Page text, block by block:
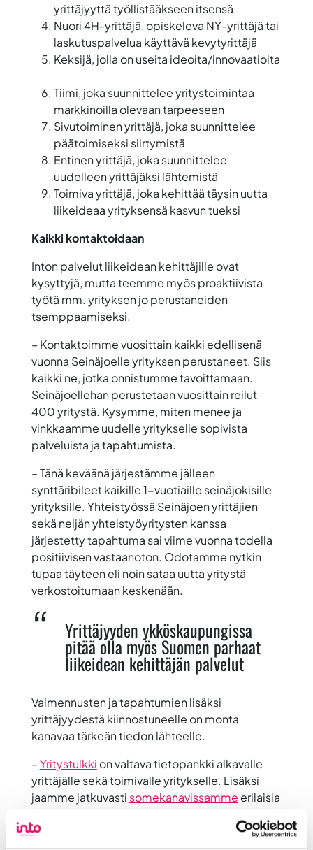
yrittäjyyttä työllistääkseen itsensä
Nuori 4H-yrittäjä, opiskeleva NY-yrittäjä tai
laskutuspalvelua käyttävä kevytyrittäjä
Keksijä, jolla on useita ideoita/innovaatioita
Tiimi, joka suunnittelee yritystoimintaa
markkinoilla olevaan tarpeeseen
Sivutoiminen yrittäjä, joka suunnittelee
päätoimiseksi siirtymistä
Entinen yrittäjä, joka suunnittelee
uudelleen yrittäjäksi lähtemistä
Toimiva yrittäjä, joka kehittää täysin uutta
liikeideaa yrityksensä kasvun tueksi
Kaikki kontaktoidaan
Inton palvelut liikeidean kehittäjille ovat
kysyttyjä, mutta teemme myös proaktiivista
työtä mm. yrityksen jo perustaneiden
tsemppaamiseksi.
– Kontaktoimme vuosittain kaikki edellisenä
vuonna Seinäjoelle yrityksen perustaneet. Siis
kaikki ne, jotka onnistumme tavoittamaan.
Seinäjoellehan perustetaan vuosittain reilut
400 yritystä. Kysymme, miten menee ja
vinkkaamme uudelle yritykselle sopivista
palveluista ja tapahtumista.
– Tänä keväänä järjestämme jälleen
synttäribileet kaikille 1-vuotiaille seinäjokisille
yrityksille. Yhteistyössä Seinäjoen yrittäjien
sekä neljän yhteistyöyritysten kanssa
järjestetty tapahtuma sai viime vuonna todella
positiivisen vastaanoton. Odotamme nytkin
tupaa täyteen eli noin sataa uutta yritystä
verkostoitumaan keskenään.
Yrittäjyyden ykköskaupungissa
pitää olla myös Suomen parhaat
liikeidean kehittäjän palvelut
Valmennusten ja tapahtumien lisäksi
yrittäjyydestä kiinnostuneelle on monta
kanavaa tärkeän tiedon lähteelle.
–Yritystulkki on valtava tietopankki alkavalle
yrittäjälle sekä toimivalle yritykselle. Lisäksi
jaamme jatkuvasti somekanavissamme erilaisia
videosarjamme
tähtää innostamaan ihmisiä